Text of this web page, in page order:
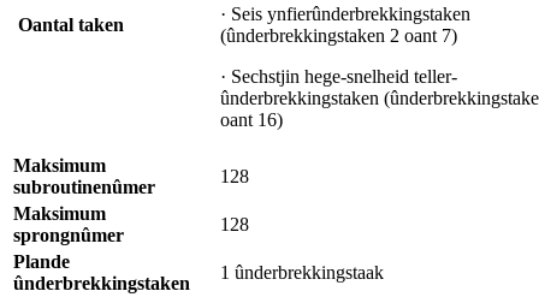
Oantal taken
· Seis ynfierûnderbrekkingstaken
(ûnderbrekkingstaken 2 oant 7)
· Sechstjin hege-snelheid teller-
ûnderbrekkingstaken
oant 16)
Maksimum
subroutinenûmer
128
Maksimum
sprongnûmer
128
Plande
ûnderbrekkingstaken
1 ûnderbrekkingstaak